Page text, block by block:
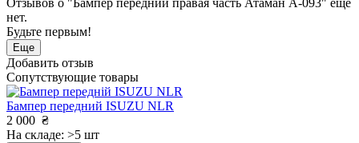
Отзывов о "Бампер передний правая часть Атаман А-093" еще
нет.
Будьте первым!
Еще
Добавить отзыв
Сопутствующие товары
Бампер передний ISUZU NLR
2 000 ₴
На складе: >5 шт